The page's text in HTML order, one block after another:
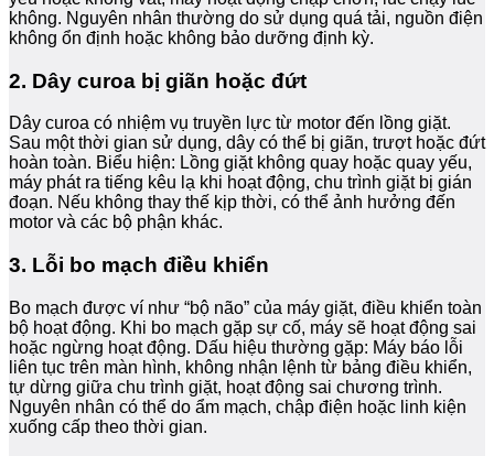
không. Nguyên nhân thường do sử dụng quá tải, nguồn điện
không ổn định hoặc không bảo dưỡng định kỳ.
2. Dây curoa bị giãn hoặc đứt
Dây curoa có nhiệm vụ truyền lực từ motor đến lồng giặt.
Sau một thời gian sử dụng, dây có thể bị giãn, trượt hoặc đứt
hoàn toàn. Biểu hiện: Lồng giặt không quay hoặc quay yếu,
máy phát ra tiếng kêu lạ khi hoạt động, chu trình giặt bị gián
đoạn. Nếu không thay thế kịp thời, có thể ảnh hưởng đến
motor và các bộ phận khác.
3. Lỗi bo mạch điều khiển
Bo mạch được ví như “bộ não” của máy giặt, điều khiển toàn
bộ hoạt động. Khi bo mạch gặp sự cố, máy sẽ hoạt động sai
hoặc ngừng hoạt động. Dấu hiệu thường gặp: Máy báo lỗi
liên tục trên màn hình, không nhận lệnh từ bảng điều khiển,
tự dừng giữa chu trình giặt, hoạt động sai chương trình.
Nguyên nhân có thể do ẩm mạch, chập điện hoặc linh kiện
xuống cấp theo thời gian.